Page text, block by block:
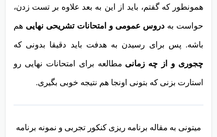
همونطور که گفتم، باید از این به بعد علاوه بر تست زدن،
حواست به دروس عمومی و امتحانات تشریحی نهایی هم
باشه. پس برای رسیدن به هدفت باید دقیقا بدونی که
چجوری و از چه زمانی مطالعه برای امتحانات نهایی رو
استارت بزنی که بتونی اونجا هم نتیجه خوبی بگیری.
میتونی به مقاله برنامه ریزی کنکور تجربی و نمونه برنامه